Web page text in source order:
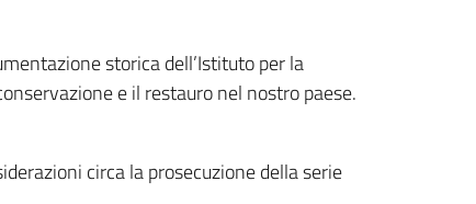
storica dell’Istituto per la
e il restauro nel nostro paese.
circa la prosecuzione della serie